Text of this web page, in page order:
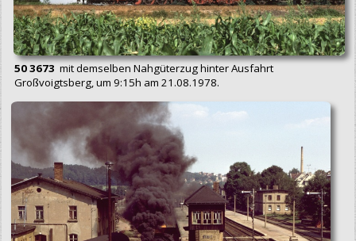
50 3673 mit demselben Nahgüterzug hinter Ausfahrt
Großvoigtsberg, um 9:15h am 21.08.1978.